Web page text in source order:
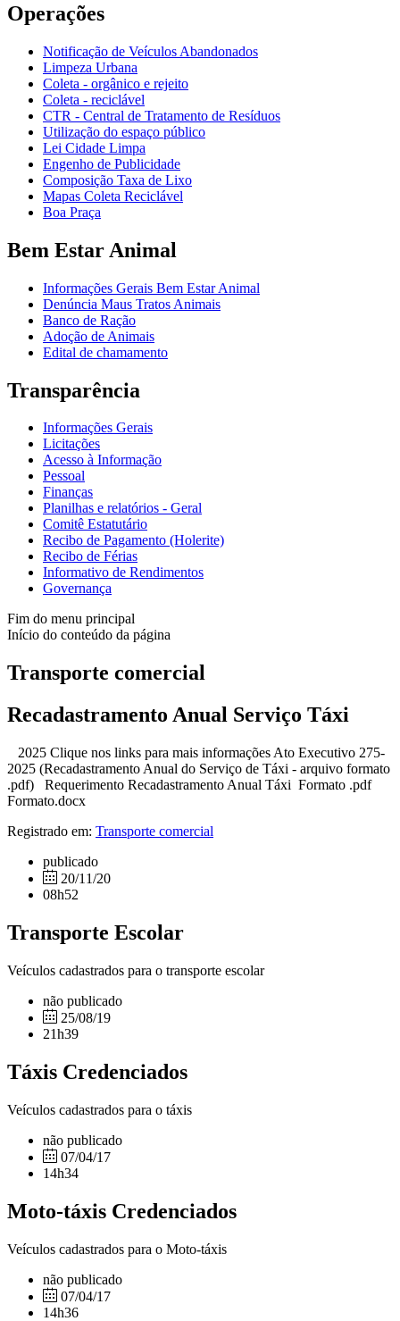
Operações
Notificação de Veículos Abandonados
Limpeza Urbana
Coleta - orgânico e rejeito
Coleta - reciclável
CTR - Central de Tratamento de Resíduos
Utilização do espaço público
Lei Cidade Limpa
Engenho de Publicidade
Composição Taxa de Lixo
Mapas Coleta Reciclável
Boa Praça
Bem Estar Animal
Informações Gerais Bem Estar Animal
Denúncia Maus Tratos Animais
Banco de Ração
Adoção de Animais
Edital de chamamento
Transparência
Informações Gerais
Licitações
Acesso à Informação
Pessoal
Finanças
Planilhas e relatórios - Geral
Comitê Estatutário
Recibo de Pagamento (Holerite)
Recibo de Férias
Informativo de Rendimentos
Governança
Fim do menu principal
Início do conteúdo da página
Transporte comercial
Recadastramento Anual Serviço Táxi
2025 Clique nos links para mais informações Ato Executivo 275-
2025 (Recadastramento Anual do Serviço de Táxi - arquivo formato
.pdf) Requerimento Recadastramento Anual Táxi Formato .pdf
Formato.docx
Registrado em: Transporte comercial
publicado
20/11/20
08h52
Transporte Escolar
Veículos cadastrados para o transporte escolar
não publicado
25/08/19
21h39
Táxis Credenciados
Veículos cadastrados para o táxis
não publicado
07/04/17
14h34
Moto-táxis Credenciados
Veículos cadastrados para o Moto-táxis
não publicado
07/04/17
14h36